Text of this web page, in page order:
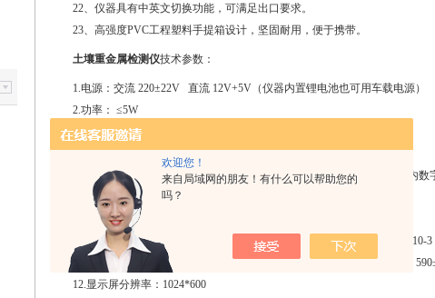
欢迎您！
来自局域网的朋友！有什么可以帮助您的
吗？
22、仪器具有中英文切换功能，可满足出口要求。
23、高强度PVC工程塑料手提箱设计，坚固耐用，便于携带。
土壤重金属检测仪技术参数：
1.电源：交流 220±22V 直流 12V+5V（仪器内置锂电池也可用车载电源）
2.功率： ≤5W
3.量程及分辨率：0.001-9999
4.重复性误差： ≤0.03%（0.0003，重铬酸钾溶液）
5.仪器稳定性：一个小时内显示数字无漂移（透光度测量）；两个小时内数
量）、0.001（吸光度测量）。
6.线性误差： ≤0.1%（0.001，硫酸铜检测）
7.灵敏度：红光≥4.5 ×10-5 蓝光≥3.17×10-3 绿光≥2.35×10-3 橙光≥2.13×10-3
8.波长范围 ：红光：680±2nm; 蓝光：420±2nm; 绿光：510±2nm；橙光：
12.显示屏分辨率：1024*600